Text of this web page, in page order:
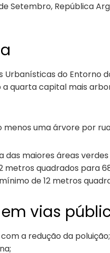
Setembro, República
do Entorno
quarta capital mais
uma árvore por
maiores áreas
quadrados para
de 12 metros
vias
a redução da poluição;